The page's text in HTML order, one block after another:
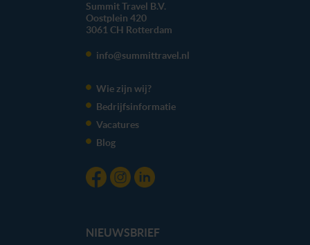
Summit Travel B.V.
Oostplein 420
3061 CH Rotterdam
info@summittravel.nl
Wie zijn wij?
Bedrijfsinformatie
Vacatures
Blog
NIEUWSBRIEF